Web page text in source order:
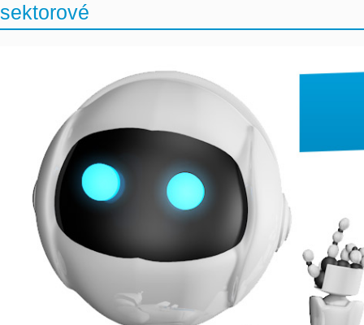
sektorové